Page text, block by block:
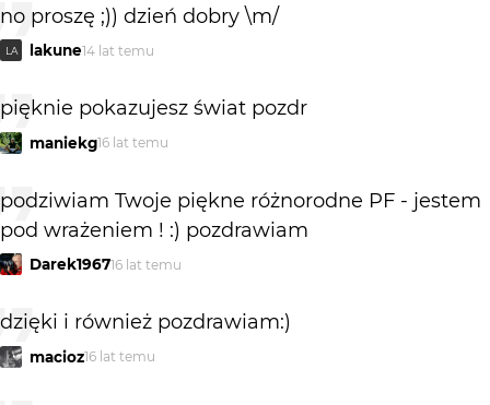
no proszę ;)) dzień dobry \m/
LA lakune14 lat temu
pięknie pokazujesz świat pozdr
maniekg16 lat temu
podziwiam Twoje piękne różnorodne PF - jestem
pod wrażeniem ! :) pozdrawiam
Darek196716 lat temu
dzięki i również pozdrawiam:)
macioz16 lat temu